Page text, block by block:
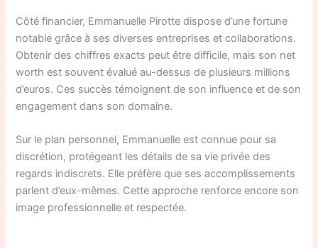
Côté financier, Emmanuelle Pirotte dispose d’une fortune
notable grâce à ses diverses entreprises et collaborations.
Obtenir des chiffres exacts peut être difficile, mais son net
worth est souvent évalué au-dessus de plusieurs millions
d’euros. Ces succès témoignent de son influence et de son
engagement dans son domaine.
Sur le plan personnel, Emmanuelle est connue pour sa
discrétion, protégeant les détails de sa vie privée des
regards indiscrets. Elle préfère que ses accomplissements
parlent d’eux-mêmes. Cette approche renforce encore son
image professionnelle et respectée.